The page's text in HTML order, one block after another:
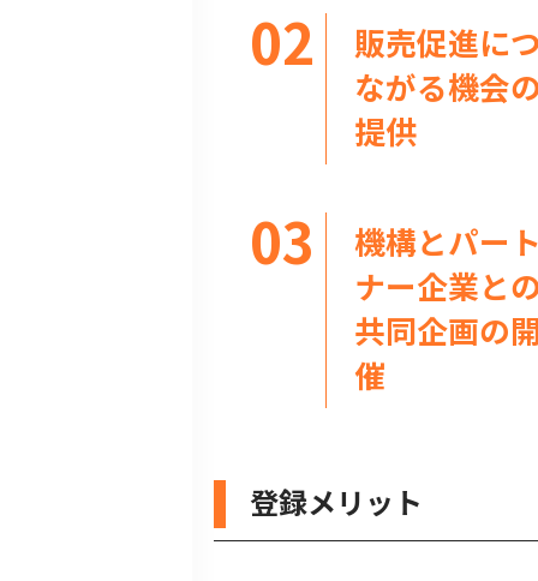
販売促進に
ながる機会
提供
機構とパー
ナー企業と
共同企画の
催
登録メリット